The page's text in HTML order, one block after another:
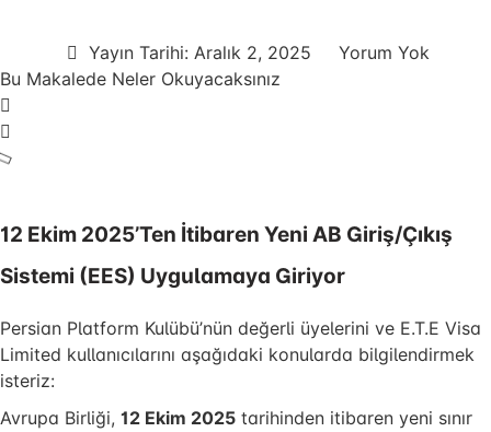
Yayın Tarihi: Aralık 2, 2025
Yorum Yok
Bu Makalede Neler Okuyacaksınız
12 Ekim 2025’ten İtibaren Yeni AB Giriş/Çıkış
Sistemi (EES) Uygulamaya Giriyor
Persian Platform Kulübü’nün değerli üyelerini ve E.T.E Visa
Limited kullanıcılarını aşağıdaki konularda bilgilendirmek
isteriz:
Avrupa Birliği, 12 Ekim 2025 tarihinden itibaren yeni sınır